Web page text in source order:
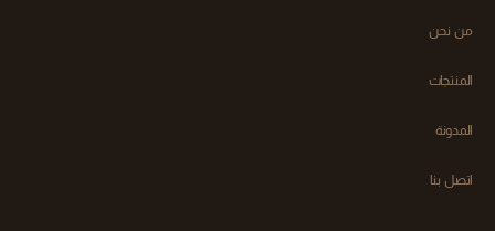
من نحن
المنتجات
المدونة
اتصل بنا